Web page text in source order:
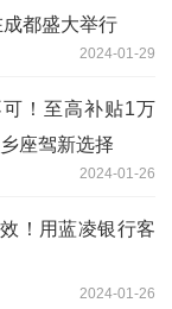
都盛大举行
2024-01-29
可！至高补贴1万
座驾新选择
2024-01-26
！用蓝凌银行客
2024-01-26